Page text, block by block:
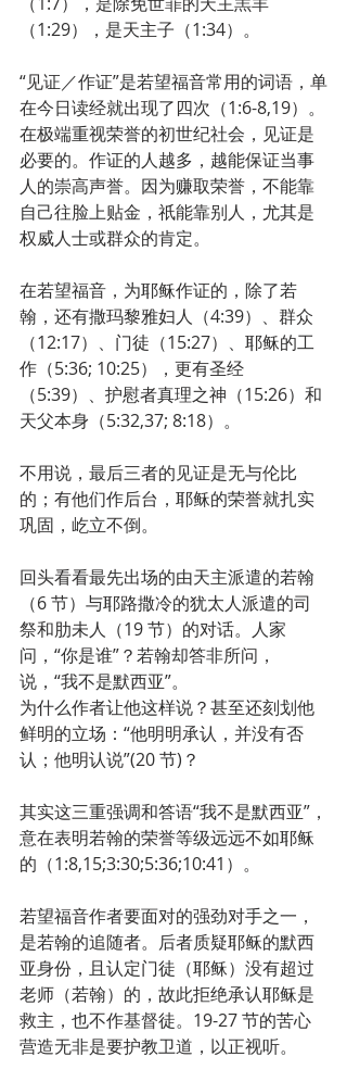
（1:29），是天主子（1:34）。
“见证／作证”是若望福音常用的词语，单
在今日读经就出现了四次（1:6-8,19）。
在极端重视荣誉的初世纪社会，见证是
必要的。作证的人越多，越能保证当事
人的崇高声誉。因为赚取荣誉，不能靠
自己往脸上贴金，祇能靠别人，尤其是
权威人士或群众的肯定。
在若望福音，为耶稣作证的，除了若
翰，还有撒玛黎雅妇人（4:39）、群众
（12:17）、门徒（15:27）、耶稣的工
作（5:36; 10:25），更有圣经
（5:39）、护慰者真理之神（15:26）和
天父本身（5:32,37; 8:18）。
不用说，最后三者的见证是无与伦比
的；有他们作后台，耶稣的荣誉就扎实
巩固，屹立不倒。
回头看看最先出场的由天主派遣的若翰
（6 节）与耶路撒冷的犹太人派遣的司
祭和肋未人（19 节）的对话。人家
问，“你是谁”？若翰却答非所问，
说，“我不是默西亚”。
为什么作者让他这样说？甚至还刻划他
鲜明的立场：“他明明承认，并没有否
认；他明认说”(20 节)？
其实这三重强调和答语“我不是默西亚”，
意在表明若翰的荣誉等级远远不如耶稣
的（1:8,15;3:30;5:36;10:41）。
若望福音作者要面对的强劲对手之一，
是若翰的追随者。后者质疑耶稣的默西
亚身份，且认定门徒（耶稣）没有超过
老师（若翰）的，故此拒绝承认耶稣是
救主，也不作基督徒。19-27 节的苦心
营造无非是要护教卫道，以正视听。